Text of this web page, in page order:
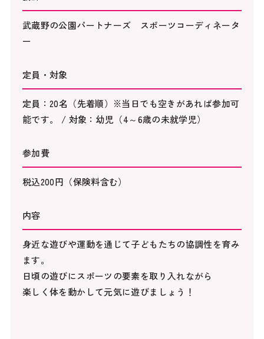
武蔵野の公園パートナーズ スポーツコーディネータ
ー
定員・対象
定員：20名（先着順）※当日でも空きがあれば参加可
能です。 / 対象：幼児（4～6歳の未就学児）
参加費
税込200円（保険料含む）
内容
身近な遊びや運動を通じて子どもたちの協調性を育み
ます。
日頃の遊びにスポーツの要素を取り入れながら
楽しく体を動かして元気に遊びましょう！